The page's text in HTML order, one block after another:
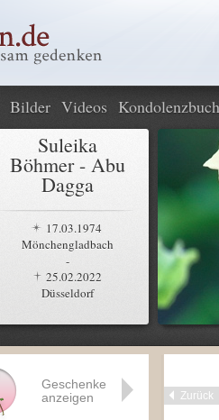
Bilder Videos Kondolenzbuch
Suleika
Böhmer - Abu
Dagga
17.03.1974
Mönchengladbach
-
25.02.2022
Düsseldorf
Zurück
Geschenke
anzeigen